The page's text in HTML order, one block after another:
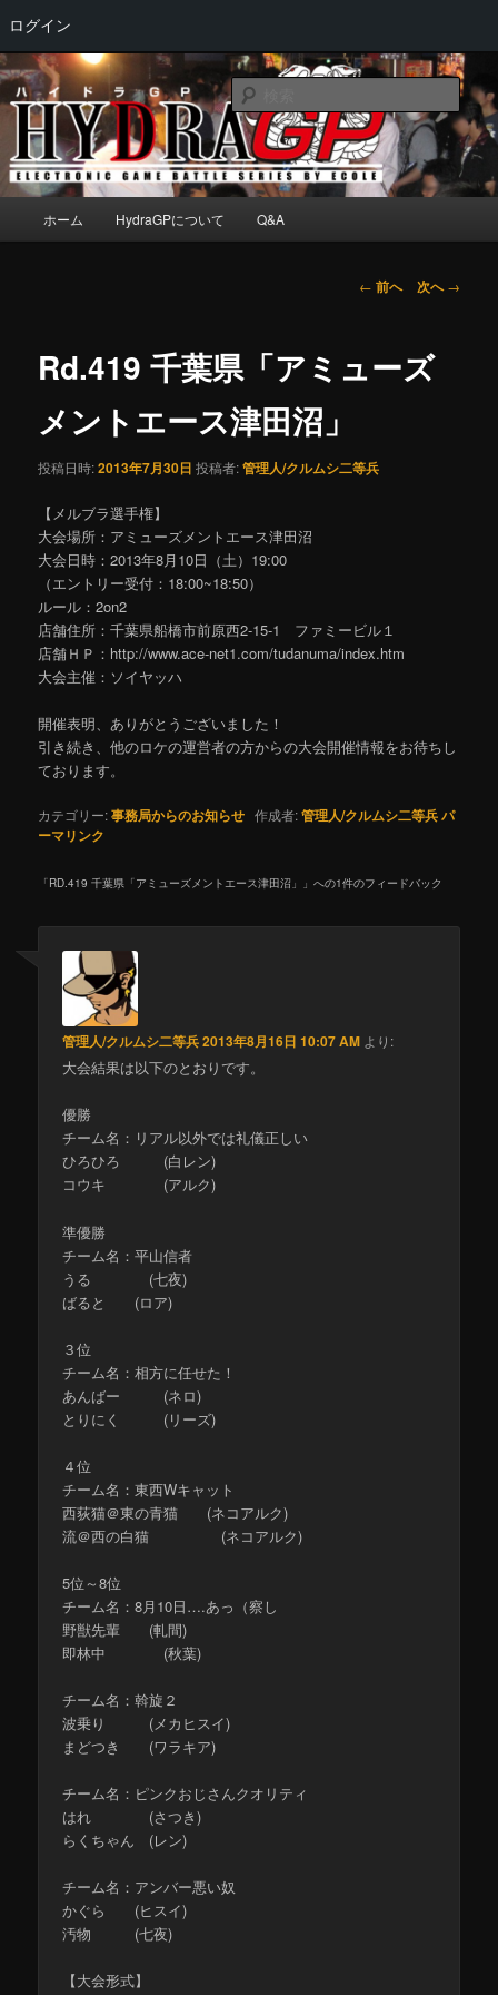
ログイン
メ
イ
ン
ン
テ
ン
HydraGP
Electronic game battle series by ECOLE
検
索
ホーム HydraGPについて Q&A
投
ゲ
ン
← 前へ 次へ→
Rd.419 千葉県「アミューズ
メントエース津田沼」
投稿日時:2013年7月30日 投稿者:管理人/クルムシ二等兵
【メルブラ選手権】
大会場所：アミューズメントエース津田沼
大会日時：2013年8月10日（土）19:00
（エントリー受付：18:00~18:50）
ルール：2on2
店舗住所：千葉県船橋市前原西2-15-1 ファミービル１
店舗ＨＰ：http://www.ace-net1.com/tudanuma/index.htm
大会主催：ソイヤッハ
開催表明、ありがとうございました！
引き続き、他のロケの運営者の方からの大会開催情報をお待ちし
ております。
カテゴリー:事務局からのお知らせ 作成者:管理人/クルムシ二等兵パ
ーマリンク
「RD.419 千葉県「アミューズメントエース津田沼」 」への1件のフィードバック
管理人/クルムシ二等兵2013年8月16日 10:07 AM より:
大会結果は以下のとおりです。
優勝
チーム名：リアル以外では礼儀正しい
ひろひろ (白レン)
コウキ (アルク)
準優勝
チーム名：平山信者
うる (七夜)
ばると (ロア)
３位
チーム名：相方に任せた！
あんばー (ネロ)
とりにく (リーズ)
４位
チーム名：東西Wキャット
西荻猫＠東の青猫 (ネコアルク)
流＠西の白猫 (ネコアルク)
5位～8位
チーム名：8月10日….あっ（察し
野獣先輩 (軋間)
即林中 (秋葉)
チーム名：斡旋２
波乗り (メカヒスイ)
まどつき (ワラキア)
チーム名：ピンクおじさんクオリティ
はれ (さつき)
らくちゃん (レン)
チーム名：アンバー悪い奴
かぐら (ヒスイ)
汚物 (七夜)
【大会形式】